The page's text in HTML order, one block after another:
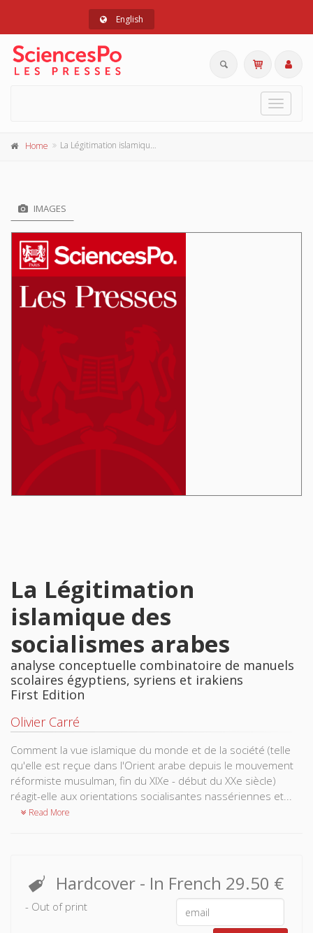
English
Toggle
Home La Légitimation islamique des socialismes arabes
IMAGES
La Légitimation
islamique des
socialismes arabes
analyse conceptuelle combinatoire de manuels
scolaires égyptiens, syriens et irakiens
First Edition
Olivier Carré
Comment la vue islamique du monde et de la société (telle
qu'elle est reçue dans l'Orient arabe depuis le mouvement
réformiste musulman, fin du XIXe - début du XXe siècle)
réagit-elle aux orientations socialisantes nassériennes et...
Read More
Hardcover - In French 29.50 €
- Out of print